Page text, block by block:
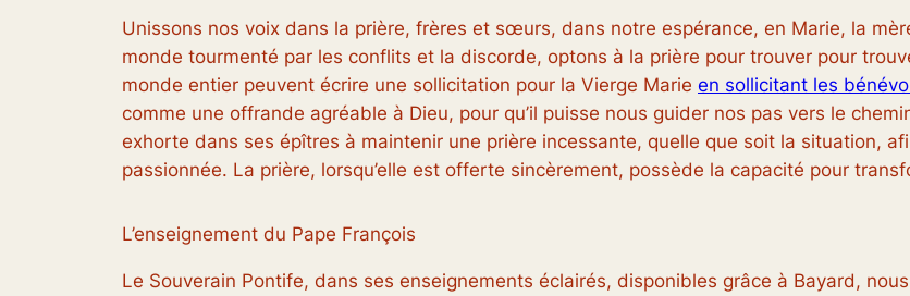
Unissons nos voix dans la prière, frères et sœurs, dans notre espérance, en Marie, la
monde tourmenté par les conflits et la discorde, optons à la prière pour trouver pour
monde entier peuvent écrire une sollicitation pour la Vierge Marie en sollicitant les
comme une offrande agréable à Dieu, pour qu’il puisse nous guider nos pas vers le
exhorte dans ses épîtres à maintenir une prière incessante, quelle que soit la situation,
passionnée. La prière, lorsqu’elle est offerte sincèrement, possède la capacité pour
L’enseignement du Pape François
Le Souverain Pontife, dans ses enseignements éclairés, disponibles grâce à Bayard,